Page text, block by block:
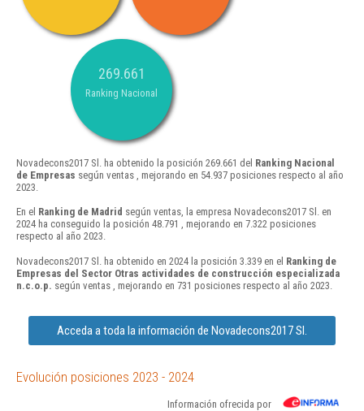
269.661
Ranking Nacional
Novadecons2017 Sl. ha obtenido la posición 269.661 del Ranking Nacional
de Empresas según ventas , mejorando en 54.937 posiciones respecto al año
2023.
En el Ranking de Madrid según ventas, la empresa Novadecons2017 Sl. en
2024 ha conseguido la posición 48.791 , mejorando en 7.322 posiciones
respecto al año 2023.
Novadecons2017 Sl. ha obtenido en 2024 la posición 3.339 en el Ranking de
Empresas del Sector Otras actividades de construcción especializada
n.c.o.p. según ventas , mejorando en 731 posiciones respecto al año 2023.
Acceda a toda la información de Novadecons2017 Sl.
Evolución posiciones 2023 - 2024
Información ofrecida por